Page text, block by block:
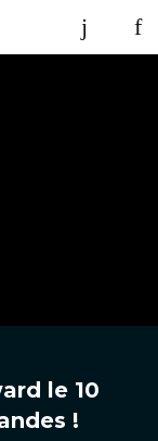
le 10
!